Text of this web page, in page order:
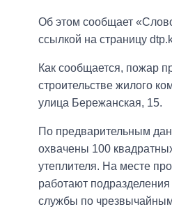
Об этом сообщает
ссылкой на страницу
Как сообщается, пожар
строительстве жилого
улица Бережанская, 15.
По предварительным
охвачены 100
утеплителя. На месте
работают
службы по